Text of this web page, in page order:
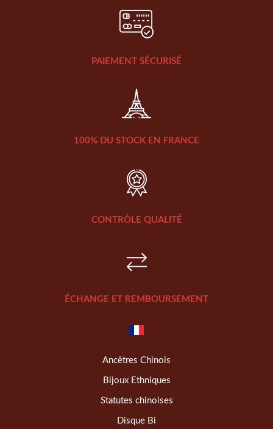
PAIEMENT SÉCURISÉ
100% DU STOCK EN FRANCE
CONTRÔLE QUALITÉ
ÉCHANGE ET REMBOURSEMENT
Ancêtres Chinois
Bijoux Ethniques
Statutes chinoises
Disque Bi